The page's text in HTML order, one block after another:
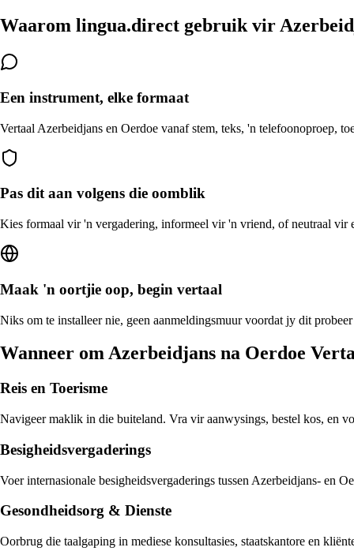
Waarom lingua.direct gebruik vir
Een instrument, elke formaat
Vertaal Azerbeidjans en Oerdoe vanaf stem, teks, 'n telefoonoproep,
Pas dit aan volgens die oomblik
Kies formaal vir 'n vergadering, informeel vir 'n vriend, of neutraal vir
Maak 'n oortjie oop, begin vertaal
Niks om te installeer nie, geen aanmeldingsmuur voordat jy dit
Wanneer om Azerbeidjans na Oerdoe
Reis en Toerisme
Navigeer maklik in die buiteland. Vra vir aanwysings, bestel kos, en
Besigheidsvergaderings
Voer internasionale besigheidsvergaderings tussen Azerbeidjans- en
Gesondheidsorg & Dienste
Oorbrug die taalgaping in mediese konsultasies, staatskantore en